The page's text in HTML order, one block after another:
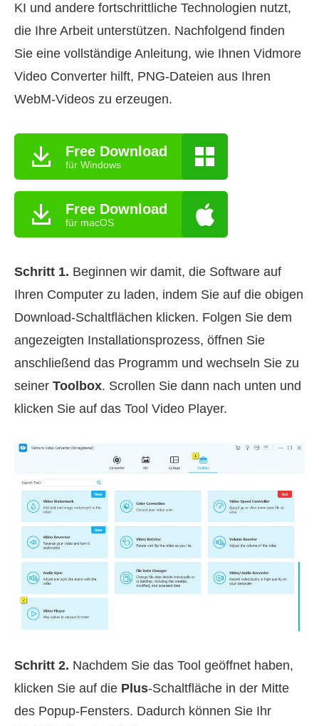
KI und andere fortschrittliche Technologien nutzt,
die Ihre Arbeit unterstützen. Nachfolgend finden
Sie eine vollständige Anleitung, wie Ihnen Vidmore
Video Converter hilft, PNG‑Dateien aus Ihren
WebM‑Videos zu erzeugen.
Free Download
für Windows
Free Download
für macOS
Schritt 1. Beginnen wir damit, die Software auf
Ihren Computer zu laden, indem Sie auf die obigen
Download‑Schaltflächen klicken. Folgen Sie dem
angezeigten Installationsprozess, öffnen Sie
anschließend das Programm und wechseln Sie zu
seiner Toolbox. Scrollen Sie dann nach unten und
klicken Sie auf das Tool Video Player.
Schritt 2. Nachdem Sie das Tool geöffnet haben,
klicken Sie auf die Plus-Schaltfläche in der Mitte
des Popup‑Fensters. Dadurch können Sie Ihr